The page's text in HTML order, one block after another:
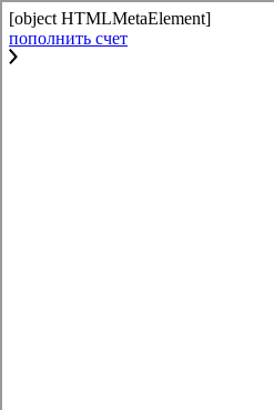
[object HTMLMetaElement]
пополнить счет